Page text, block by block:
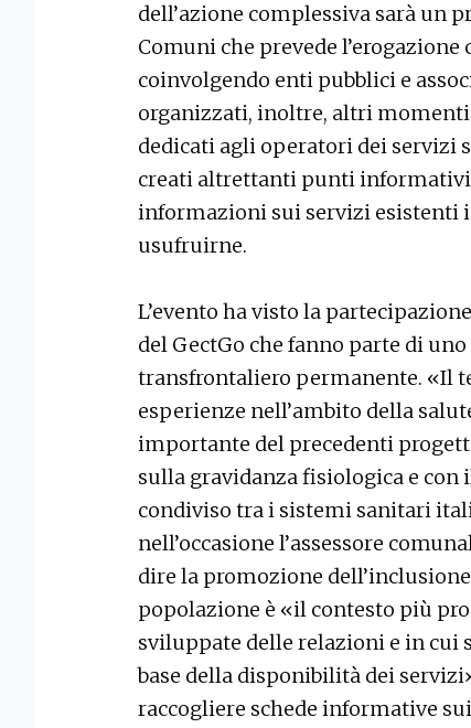
dell’azione complessiva sarà un
Comuni che prevede
coinvolgendo enti pubblici e
organizzati, inoltre, altri
dedicati agli operatori dei servizi
creati altrettanti punti
informazioni sui servizi esistenti
usufruirne.
L’evento ha visto la
del GectGo che fanno parte di
transfrontaliero permanente. «Il
esperienze nell’ambito della
importante del precedenti
sulla gravidanza fisiologica e
condiviso tra i sistemi sanitari
nell’occasione l’assessore
dire la promozione
popolazione è «il contesto più
sviluppate delle relazioni e in cui
base della disponibilità dei
raccogliere schede informative